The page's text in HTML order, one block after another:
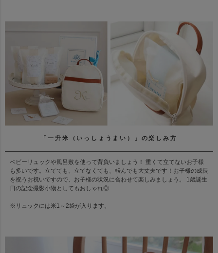
「一升米（いっしょうまい）」の楽しみ方
ベビーリュックや風呂敷を使って背負いましょう！ 重くて立てないお子様
も多いです。立てても、立てなくても、転んでも大丈夫です！お子様の成長
を祝うお祝いですので、お子様の状況に合わせて楽しみましょう。 1歳誕生
日の記念撮影小物としてもおしゃれ◎
※リュックには米1～2袋が入ります。